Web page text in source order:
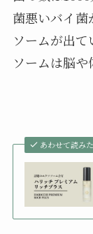
菌悪いバイ菌
ソームが出
ソームは脳や
あわせて読み